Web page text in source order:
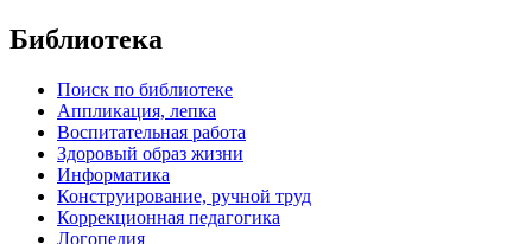
Библиотека
Поиск по библиотеке
Аппликация, лепка
Воспитательная работа
Здоровый образ жизни
Информатика
Конструирование, ручной труд
Коррекционная педагогика
Логопедия